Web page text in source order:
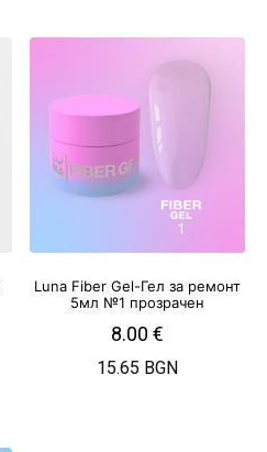
Luna Fiber Gel-Гел за ремонт
5мл №1 прозрачен
8.00€
15.65 BGN